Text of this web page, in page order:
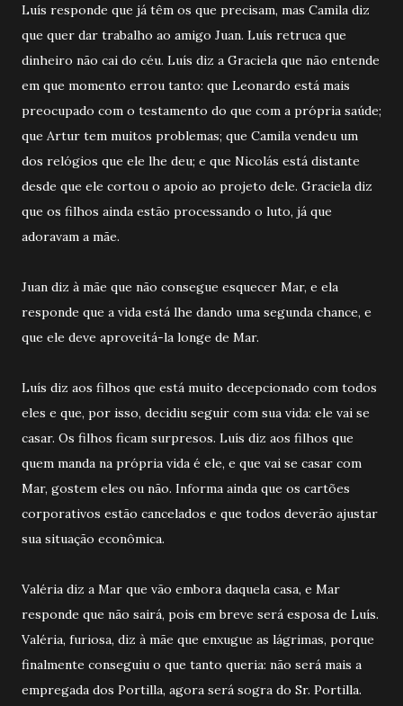
Luís responde que já têm os que precisam, mas Camila diz
que quer dar trabalho ao amigo Juan. Luís retruca que
dinheiro não cai do céu. Luís diz a Graciela que não entende
em que momento errou tanto: que Leonardo está mais
preocupado com o testamento do que com a própria saúde;
que Artur tem muitos problemas; que Camila vendeu um
dos relógios que ele lhe deu; e que Nicolás está distante
desde que ele cortou o apoio ao projeto dele. Graciela diz
que os filhos ainda estão processando o luto, já que
adoravam a mãe.
Juan diz à mãe que não consegue esquecer Mar, e ela
responde que a vida está lhe dando uma segunda chance, e
que ele deve aproveitá-la longe de Mar.
Luís diz aos filhos que está muito decepcionado com todos
eles e que, por isso, decidiu seguir com sua vida: ele vai se
casar. Os filhos ficam surpresos. Luís diz aos filhos que
quem manda na própria vida é ele, e que vai se casar com
Mar, gostem eles ou não. Informa ainda que os cartões
corporativos estão cancelados e que todos deverão ajustar
sua situação econômica.
Valéria diz a Mar que vão embora daquela casa, e Mar
responde que não sairá, pois em breve será esposa de Luís.
Valéria, furiosa, diz à mãe que enxugue as lágrimas, porque
finalmente conseguiu o que tanto queria: não será mais a
empregada dos Portilla, agora será sogra do Sr. Portilla.